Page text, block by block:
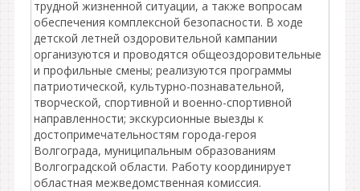
трудной жизненной ситуации, а также вопросам
обеспечения комплексной безопасности. В ходе
детской летней оздоровительной кампании
организуются и проводятся общеоздоровительные
и профильные смены; реализуются программы
патриотической, культурно-познавательной,
творческой, спортивной и военно-спортивной
направленности; экскурсионные выезды к
достопримечательностям города-героя
Волгограда, муниципальным образованиям
Волгоградской области. Работу координирует
областная межведомственная комиссия.